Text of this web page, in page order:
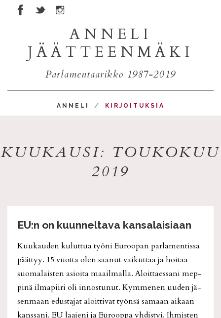
ANNELI
JÄÄTTEENMÄKI
Parlamentaarikko 1987-2019
ANNELI KIRJOITUKSIA
KUUKAUSI: TOUKOKUU
2019
EU:n on kuunneltava kansalaisiaan
Kuu­kau­den ku­lut­tua työ­ni Eu­roo­pan par­la­men­tis­sa
päät­tyy. 15 vuot­ta olen saa­nut vai­kut­taa ja hoi­taa
suo­ma­lais­ten asi­oi­ta maa­il­mal­la. Aloit­ta­es­sa­ni mep­
pi­nä il­ma­pii­ri oli in­nos­tu­nut. Kym­me­nen uu­den jä­
sen­maan edus­ta­jat aloit­ti­vat työn­sä sa­maan ai­kaan
kans­sa­ni. EU laa­je­ni ja Eu­roop­pa yh­dis­tyi. Ih­mis­ten